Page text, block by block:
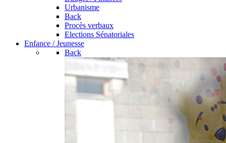
Urbanisme
Back
Procès verbaux
Elections Sénatoriales
Enfance / Jeunesse
Back